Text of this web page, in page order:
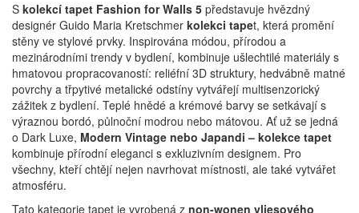
S kolekcí tapet Fashion for Walls 5 představuje hvězdný
designér Guido Maria Kretschmer kolekci tapet, která promění
stěny ve stylové prvky. Inspirována módou, přírodou a
mezinárodními trendy v bydlení, kombinuje ušlechtilé materiály s
hmatovou propracovaností: reliéfní 3D struktury, hedvábně matné
povrchy a třpytivé metalické odstíny vytvářejí multisenzorický
zážitek z bydlení. Teplé hnědé a krémové barvy se setkávají s
výraznou bordó, půlnoční modrou nebo mátovou. Ať už se jedná
o Dark Luxe, Modern Vintage nebo Japandi – kolekce tapet
kombinuje přírodní eleganci s exkluzivním designem. Pro
všechny, kteří chtějí nejen navrhovat místnosti, ale také vytvářet
atmosféru.
Tato kategorie tapet je vyrobená z non-wonen vliesového